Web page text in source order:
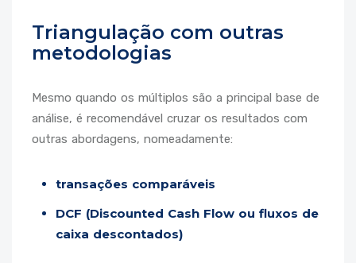
Triangulação com outras
metodologias
Mesmo quando os múltiplos são a principal base de
análise, é recomendável cruzar os resultados com
outras abordagens, nomeadamente:
transações comparáveis
DCF (Discounted Cash Flow ou fluxos de
caixa descontados)